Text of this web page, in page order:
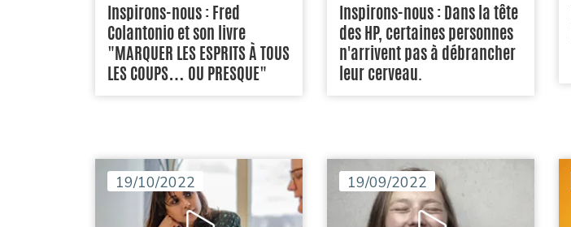
Inspirons-nous : Fred
Colantonio et son livre
"MARQUER LES ESPRITS À TOUS
LES COUPS… OU PRESQUE"
Inspirons-nous : Dans la tête
des HP, certaines personnes
n'arrivent pas à débrancher
leur cerveau.
19/10/2022 19/09/2022